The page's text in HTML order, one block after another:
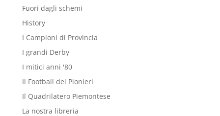
Fuori dagli schemi
History
I Campioni di Provincia
I grandi Derby
I mitici anni '80
Il Football dei Pionieri
Il Quadrilatero Piemontese
La nostra libreria